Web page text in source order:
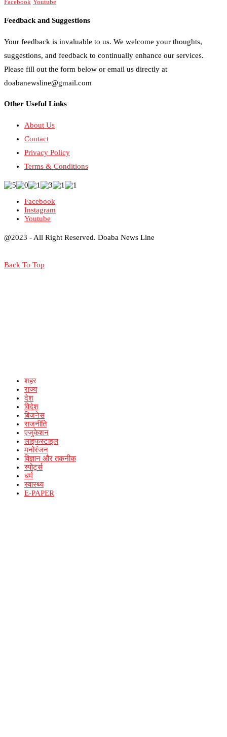
Facebook Youtube
Feedback and Suggestions
Your feedback is invaluable to us. We welcome your thoughts,
suggestions, and feedback to continually enhance our services.
Please fill out the form below or email us directly at
doabanewsline@gmail.com
Other Useful Links
About Us
Contact
Privacy Policy
Terms & Conditions
Facebook
Instagram
Youtube
@2023 - All Right Reserved. Doaba News Line
Back To Top
शहर
राज्य
देश
विदेश
बिजनेस
राजनीति
एजुकेशन
लाइफस्टाइल
मनोरंजन
विज्ञान और तकनीक
स्पोर्ट्स
धर्म
स्वास्थ्य
E-PAPER